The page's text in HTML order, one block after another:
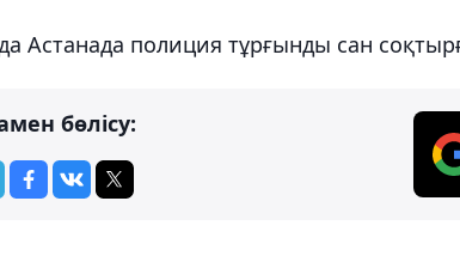
Астанада полиция тұрғынды сан
бөлісу: